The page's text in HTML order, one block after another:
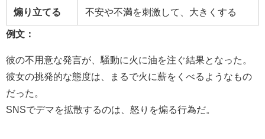
煽り立てる 不安や不満を刺激して、大きくする
例文：
彼の不用意な発言が、騒動に火に油を注ぐ結果となった。
彼女の挑発的な態度は、まるで火に薪をくべるようなもの
だった。
SNSでデマを拡散するのは、怒りを煽る行為だ。